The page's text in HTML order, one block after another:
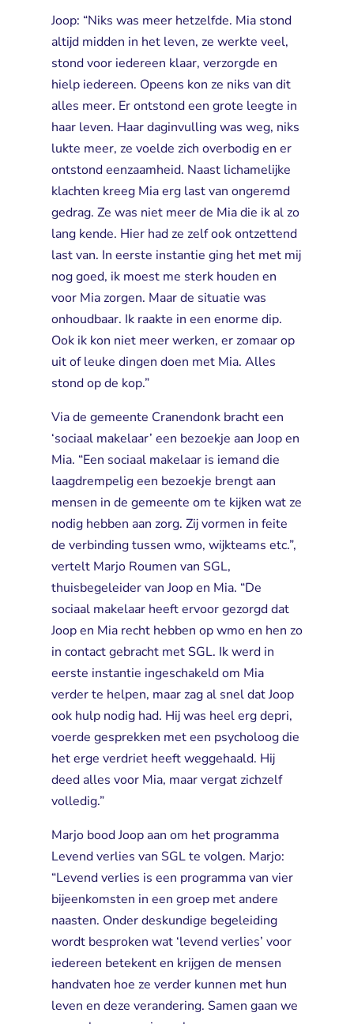
Joop: “Niks was meer hetzelfde. Mia stond
altijd midden in het leven, ze werkte veel,
stond voor iedereen klaar, verzorgde en
hielp iedereen. Opeens kon ze niks van dit
alles meer. Er ontstond een grote leegte in
haar leven. Haar daginvulling was weg, niks
lukte meer, ze voelde zich overbodig en er
ontstond eenzaamheid. Naast lichamelijke
klachten kreeg Mia erg last van ongeremd
gedrag. Ze was niet meer de Mia die ik al zo
lang kende. Hier had ze zelf ook ontzettend
last van. In eerste instantie ging het met mij
nog goed, ik moest me sterk houden en
voor Mia zorgen. Maar de situatie was
onhoudbaar. Ik raakte in een enorme dip.
Ook ik kon niet meer werken, er zomaar op
uit of leuke dingen doen met Mia. Alles
stond op de kop.”
Via de gemeente Cranendonk bracht een
‘sociaal makelaar’ een bezoekje aan Joop en
Mia. “Een sociaal makelaar is iemand die
laagdrempelig een bezoekje brengt aan
mensen in de gemeente om te kijken wat ze
nodig hebben aan zorg. Zij vormen in feite
de verbinding tussen wmo, wijkteams etc.”,
vertelt Marjo Roumen van SGL,
thuisbegeleider van Joop en Mia. “De
sociaal makelaar heeft ervoor gezorgd dat
Joop en Mia recht hebben op wmo en hen zo
in contact gebracht met SGL. Ik werd in
eerste instantie ingeschakeld om Mia
verder te helpen, maar zag al snel dat Joop
ook hulp nodig had. Hij was heel erg depri,
voerde gesprekken met een psycholoog die
het erge verdriet heeft weggehaald. Hij
deed alles voor Mia, maar vergat zichzelf
volledig.”
Marjo bood Joop aan om het programma
Levend verlies van SGL te volgen. Marjo:
“Levend verlies is een programma van vier
bijeenkomsten in een groep met andere
naasten. Onder deskundige begeleiding
wordt besproken wat ‘levend verlies’ voor
iedereen betekent en krijgen de mensen
handvaten hoe ze verder kunnen met hun
leven en deze verandering. Samen gaan we